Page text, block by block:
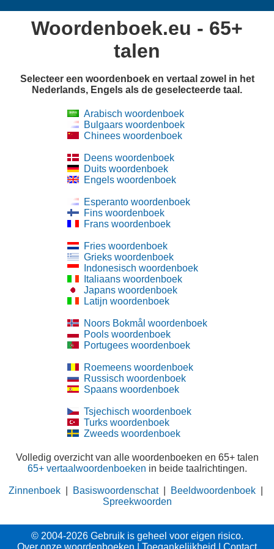
Woordenboek.eu - 65+
talen
Selecteer een woordenboek en vertaal zowel in het
Nederlands, Engels als de geselecteerde taal.
Arabisch woordenboek
Bulgaars woordenboek
Chinees woordenboek
Deens woordenboek
Duits woordenboek
Engels woordenboek
Esperanto woordenboek
Fins woordenboek
Frans woordenboek
Fries woordenboek
Grieks woordenboek
Indonesisch woordenboek
Italiaans woordenboek
Japans woordenboek
Latijn woordenboek
Noors Bokmål woordenboek
Pools woordenboek
Portugees woordenboek
Roemeens woordenboek
Russisch woordenboek
Spaans woordenboek
Tsjechisch woordenboek
Turks woordenboek
Zweeds woordenboek
Volledig overzicht van alle woordenboeken en 65+ talen
65+ vertaalwoordenboeken in beide taalrichtingen.
Zinnenboek Basiswoordenschat| Beeldwoordenboek
Spreekwoorden
© 2004-2026 Gebruik is geheel voor eigen risico.
Over onze woordenboeken
Toegankelijkheid Contact